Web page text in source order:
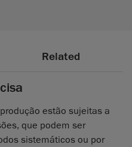
Related
estão sujeitas a
que podem ser
sistemáticos ou por